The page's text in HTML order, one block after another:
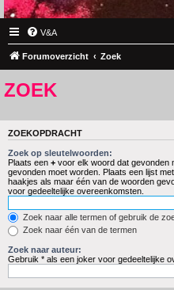
V&A
Forumoverzicht Zoek
ZOEK
ZOEKOPDRACHT
Zoek op sleutelwoorden:
Plaats een + voor elk woord dat gevonden
gevonden moet worden. Plaats een lijst
haakjes als maar één van de woorden
voor gedeeltelijke overeenkomsten.
Zoek naar alle termen of gebruik de
Zoek naar één van de termen
Zoek naar auteur:
Gebruik * als een joker voor gedeeltelijke